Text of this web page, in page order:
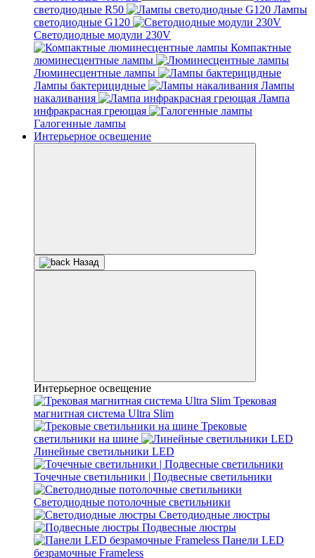
светодиодные R50
Лампы
светодиодные G120
Светодиодные модули 230V
Компактные
люминесцентные лампы
Люминесцентные лампы
Лампы бактерицидные
Лампы
накаливания
Лампа
инфракрасная греющая
Галогенные лампы
Интерьерное освещение
Назад
Интерьерное освещение
Трековая
магнитная система Ultra Slim
Трековые
светильники на шине
Линейные светильники LED
Точечные светильники | Подвесные светильники
Светодиодные потолочные светильники
Светодиодные люстры
Подвесные люстры
Панели LED
безрамочные Frameless